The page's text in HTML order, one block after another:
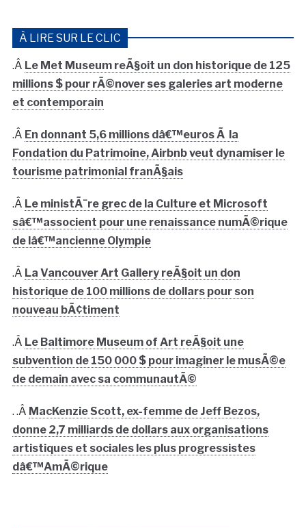
À LIRE SUR LE CLIC
.Â Le Met Museum reÃ§oit un don historique de 125
millions $ pour rÃ©nover ses galeries art moderne
et contemporain
.Â En donnant 5,6 millions dâ€™euros Ã la
Fondation du Patrimoine, Airbnb veut dynamiser le
tourisme patrimonial franÃ§ais
.Â Le ministÃ¨re grec de la Culture et Microsoft
sâ€™associent pour une renaissance numÃ©rique
de lâ€™ancienne Olympie
.Â La Vancouver Art Gallery reÃ§oit un don
historique de 100 millions de dollars pour son
nouveau bÃ¢timent
.Â Le Baltimore Museum of Art reÃ§oit une
subvention de 150 000 $ pour imaginer le musÃ©e
de demain avec sa communautÃ©
. .Â MacKenzie Scott, ex-femme de Jeff Bezos,
donne 2,7 milliards de dollars aux organisations
artistiques et sociales les plus progressistes
dâ€™AmÃ©rique